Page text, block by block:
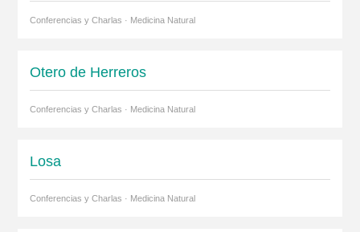
Conferencias y Charlas · Medicina Natural
Otero de Herreros
Conferencias y Charlas · Medicina Natural
Losa
Conferencias y Charlas · Medicina Natural